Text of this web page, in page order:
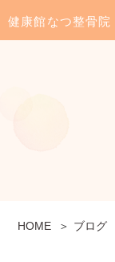
健康館なつ整骨院
HOME ブログ